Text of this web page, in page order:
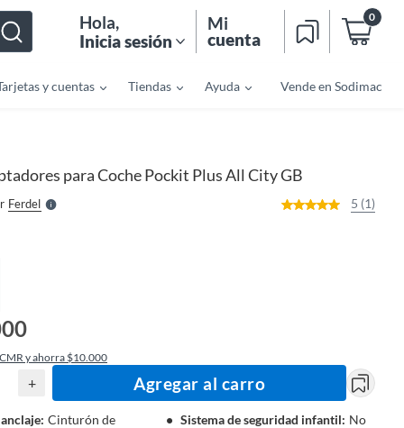
Hola,
Inicia sesión
Mi
cuenta
0
y cuentas Tiendas Ayuda Vende en Sodimac
para Coche Pockit Plus All City GB
Ferdel S
l
l
5 (1)
y ahorra $10.000
+ Agregar al carro
: Cinturón de
Sistema de seguridad infantil: No